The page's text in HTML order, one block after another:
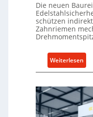
Die neuen
schützen
Zahnriemen
Weiterlesen:
M
c
h